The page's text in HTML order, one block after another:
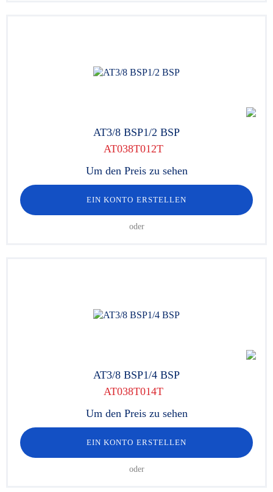
AT3/8 BSP1/2 BSP
AT038T012T
Um den Preis zu sehen
EIN KONTO ERSTELLEN
oder
AT3/8 BSP1/4 BSP
AT038T014T
Um den Preis zu sehen
EIN KONTO ERSTELLEN
oder